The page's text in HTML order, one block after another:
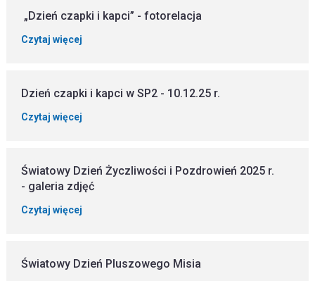
„Dzień czapki i kapci” - fotorelacja
Czytaj więcej
Dzień czapki i kapci w SP2 - 10.12.25 r.
Czytaj więcej
Światowy Dzień Życzliwości i Pozdrowień 2025 r.
- galeria zdjęć
Czytaj więcej
Światowy Dzień Pluszowego Misia